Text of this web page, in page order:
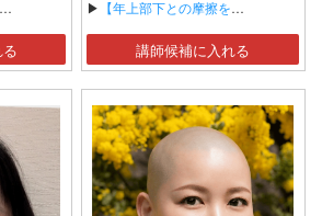
▶ 【年上部下との摩擦をゼロに！加齢学に基づく「科学的」チームビルディング】
講師候補に入れる